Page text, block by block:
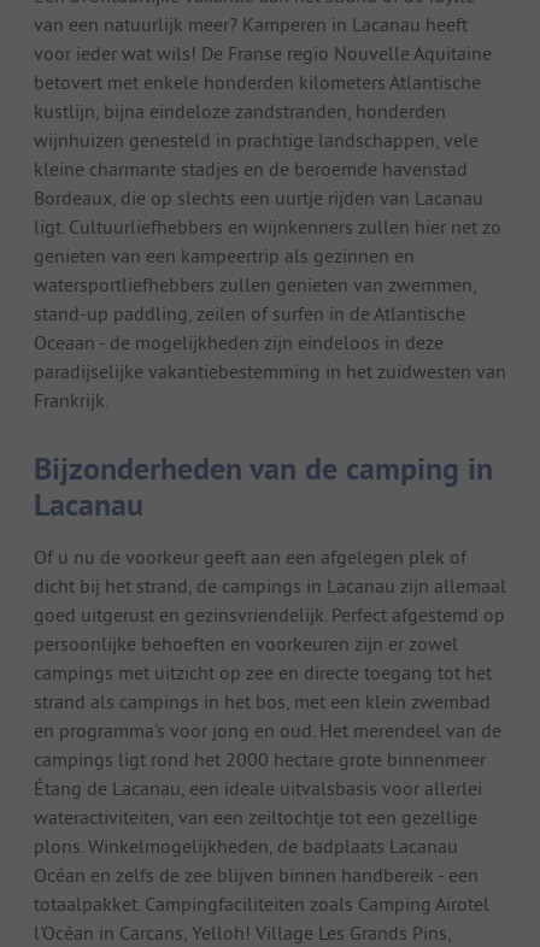
van een natuurlijk meer? Kamperen in Lacanau heeft
voor ieder wat wils! De Franse regio Nouvelle Aquitaine
betovert met enkele honderden kilometers Atlantische
kustlijn, bijna eindeloze zandstranden, honderden
wijnhuizen genesteld in prachtige landschappen, vele
kleine charmante stadjes en de beroemde havenstad
Bordeaux, die op slechts een uurtje rijden van Lacanau
ligt. Cultuurliefhebbers en wijnkenners zullen hier net zo
genieten van een kampeertrip als gezinnen en
watersportliefhebbers zullen genieten van zwemmen,
stand-up paddling, zeilen of surfen in de Atlantische
Oceaan - de mogelijkheden zijn eindeloos in deze
paradijselijke vakantiebestemming in het zuidwesten van
Frankrijk.
Bijzonderheden van de camping in
Lacanau
Of u nu de voorkeur geeft aan een afgelegen plek of
dicht bij het strand, de campings in Lacanau zijn allemaal
goed uitgerust en gezinsvriendelijk. Perfect afgestemd op
persoonlijke behoeften en voorkeuren zijn er zowel
campings met uitzicht op zee en directe toegang tot het
strand als campings in het bos, met een klein zwembad
en programma's voor jong en oud. Het merendeel van de
campings ligt rond het 2000 hectare grote binnenmeer
Étang de Lacanau, een ideale uitvalsbasis voor allerlei
wateractiviteiten, van een zeiltochtje tot een gezellige
plons. Winkelmogelijkheden, de badplaats Lacanau
Océan en zelfs de zee blijven binnen handbereik - een
totaalpakket. Campingfaciliteiten zoals Camping Airotel
l'Océan in Carcans, Yelloh! Village Les Grands Pins,